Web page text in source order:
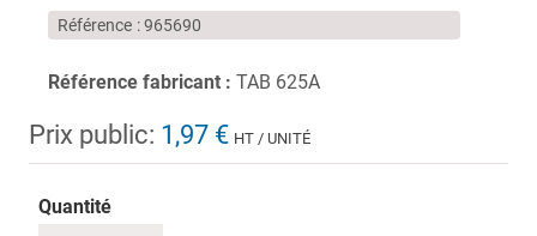
Référence 965690
Référence fabricant : TAB 625A
Prix public: 1,97 € HT / UNITÉ
Quantité